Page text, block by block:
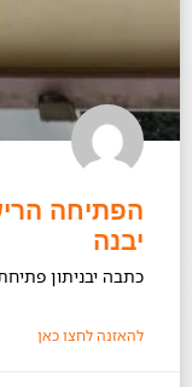
הפתיחה
יבנה
כתבה יבניתון
להאזנה לחצו כאן